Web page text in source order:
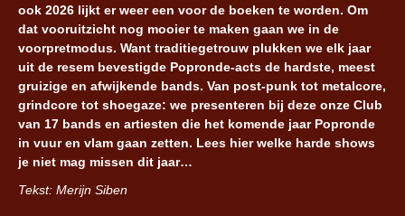
ook 2026 lijkt er weer een voor de boeken te worden. Om
dat vooruitzicht nog mooier te maken gaan we in de
voorpretmodus. Want traditiegetrouw plukken we elk jaar
uit de resem bevestigde Popronde-acts de hardste, meest
gruizige en afwijkende bands. Van post-punk tot metalcore,
grindcore tot shoegaze: we presenteren bij deze onze Club
van 17 bands en artiesten die het komende jaar Popronde
in vuur en vlam gaan zetten. Lees hier welke harde shows
je niet mag missen dit jaar…
Tekst: Merijn Siben